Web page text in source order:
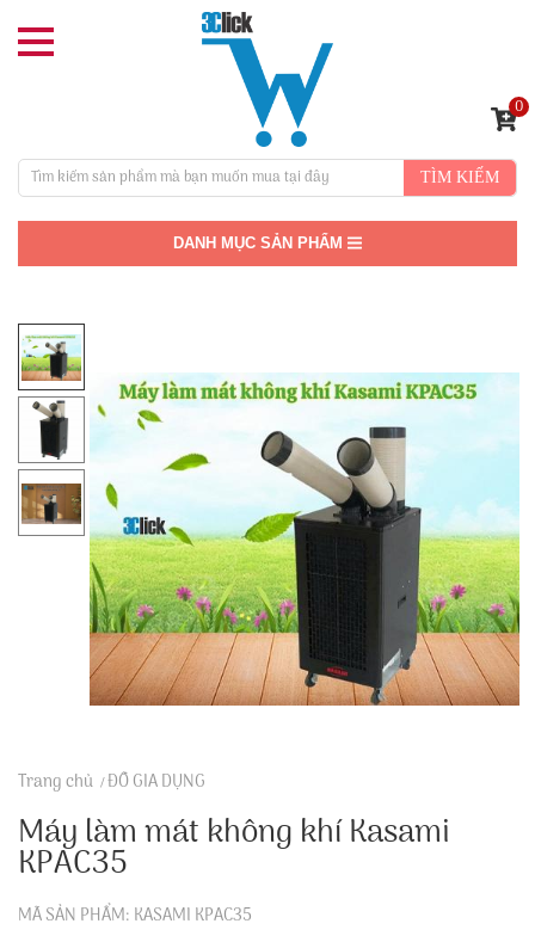
TÌM KIẾM
0
DANH MỤC SẢN PHẨM
Trang chủ ĐỒ GIA DỤNG
Máy làm mát không khí Kasami
KPAC35
MÃ SẢN PHẨM: KASAMI KPAC35